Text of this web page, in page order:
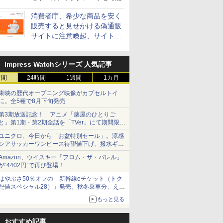
消費者庁、希少な商品を安く
販売すると見せかける偽通販
サイトに注意喚起、サイト名
Impress Watchシリーズ 人気記事
24時間 1週間 1カ月
映の歴代オープニング映像がカプセルトイ
。全5種で8月下旬発売
3期放送記念！ アニメ「薬屋のひとりご
」第1期・第2期全話を「TVer」にて期間限定
順次無料配信開始
ニクロ、今日から「お盆特別セール」。涼感
アサッカーワンピース待望値下げ、撥水ギア
ョーツは1990円に
、ウイスキー「フロム・ザ・バレル」
“4402円”で再び登場！
やぶさ50％オフの「新幹線eチケット（トク
値スペシャル28）」発売。秋冬乗車分、えき
もっと見る